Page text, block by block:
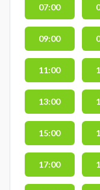
07:00
09:00
11:00
13:00
15:00
17:00